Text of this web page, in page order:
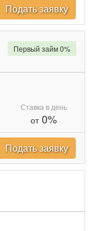
Подать заявку
Ставка в день
от0%
Первый займ 0%
Подать заявку